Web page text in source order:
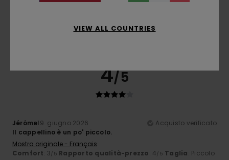
4/5
Jérôme19. giugno 2026
Acquisto verificato
Il cappellino è un po' piccolo.
Mostra originale - Français
Comfort: 3/5 Rapporto qualità-prezzo: 4/5 Taglia: Piccolo
VIEW ALL COUNTRIES